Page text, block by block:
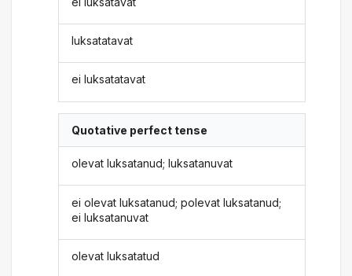
luksatatavat
ei luksatatavat
Quotative perfect tense
olevat luksatanud; luksatanuvat
ei olevat luksatanud; polevat luksatanud;
ei luksatanuvat
olevat luksatatud